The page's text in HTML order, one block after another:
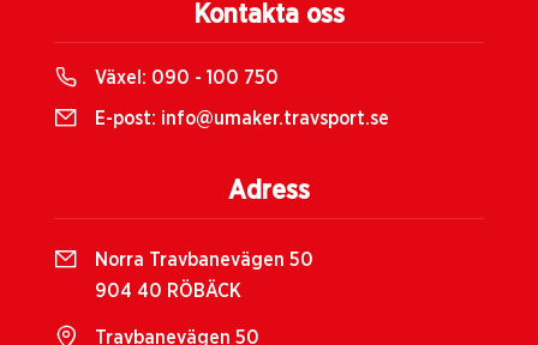
Kontakta oss
Växel: 090 - 100 750
E-post: info@umaker.travsport.se
Adress
Norra Travbanevägen 50
904 40 RÖBÄCK
Travbanevägen 50